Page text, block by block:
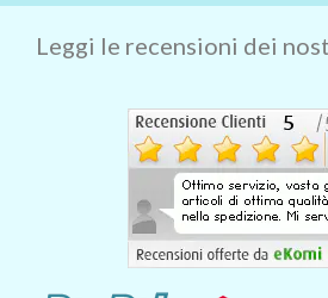
Leggi le recensioni dei